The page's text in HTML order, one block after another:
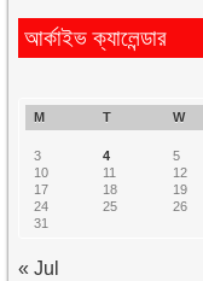
আর্কাইভ ক্যালেন্ডার
M T W
3
4 5
10
11 12
17
18 19
24
25 26
31
« Jul